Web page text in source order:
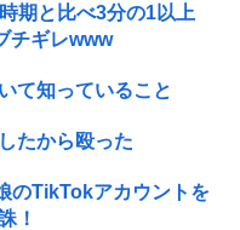
期と比べ3分の1以上
チギレwww
て知っていること
たから殴った
のTikTokアカウントを
！